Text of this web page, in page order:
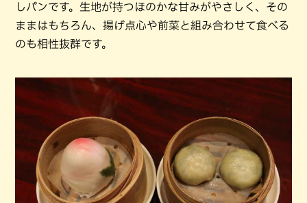
しパンです。生地が持つほのかな甘みがやさしく、その
ままはもちろん、揚げ点心や前菜と組み合わせて食べる
のも相性抜群です。